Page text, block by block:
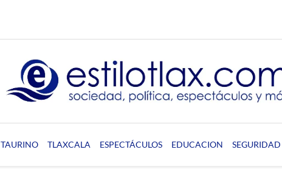
TAURINO TLAXCALA ESPECTÁCULOS EDUCACION SEGURIDAD